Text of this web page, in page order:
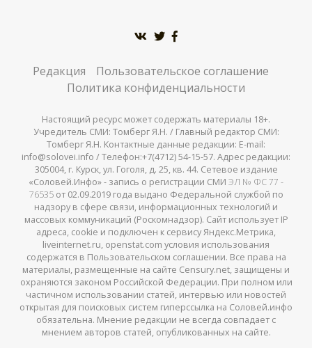
Редакция
Пользовательское соглашение
Политика конфиденциальности
Настоящий ресурс может содержать материалы 18+.
Учредитель СМИ: Томберг Я.Н. / Главный редактор СМИ:
Томберг Я.Н. Контактные данные редакции: E-mail:
info@solovei.info / Телефон:+7(4712) 54-15-57. Адрес редакции:
305004, г. Курск, ул. Гоголя, д. 25, кв. 44. Сетевое издание
«Соловей.Инфо» - запись о регистрации СМИ ЭЛ № ФС 77 -
76535от 02.09.2019 года выдано Федеральной службой по
надзору в сфере связи, информационных технологий и
массовых коммуникаций (Роскомнадзор). Сайт использует IP
адреса, cookie и подключен к сервису Яндекс.Метрика,
liveinternet.ru, openstat.com условия использования
содержатся в Пользовательском соглашении. Все права на
материалы, размещенные на сайте Censury.net, защищены и
охраняются законом Российской Федерации. При полном или
частичном использовании статей, интервью или новостей
открытая для поисковых систем гиперссылка на Соловей.инфо
обязательна. Мнение редакции не всегда совпадает с
мнением авторов статей, опубликованных на сайте.